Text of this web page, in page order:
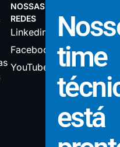
NOSSAS
REDES
Linkedin
Facebook
YouTube
time
está